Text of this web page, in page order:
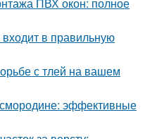
в правильную
с тлей на вашем
смородине: эффективные